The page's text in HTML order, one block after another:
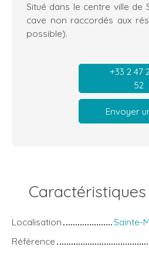
Situé dans le centre ville de
cave non raccordés aux
possible).
+33 2 47
52
Envoyer
Caractéristiques
Localisation
Sainte-
Référence